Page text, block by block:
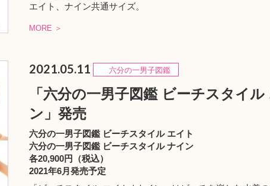
エイト、ナイン共通サイズ。
MORE ＞
2021.05.11 六分の一男子図鑑
「六分の一男子図鑑 ビーチスタイ
ン」発売
六分の一男子図鑑 ビーチスタイル エイト
六分の一男子図鑑 ビーチスタイル ナイン
各20,900円（税込）
2021年6月発売予定